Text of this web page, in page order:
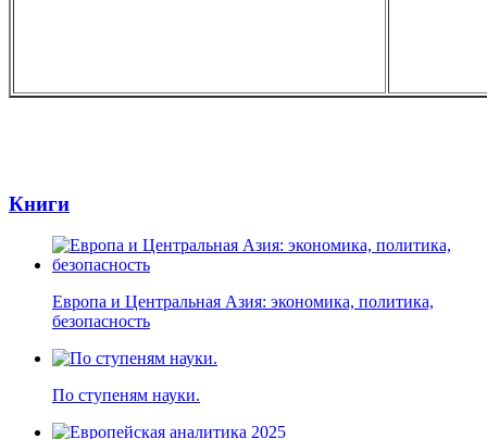
Книги
Европа и Центральная Азия: экономика, политика,
безопасность
По ступеням науки.